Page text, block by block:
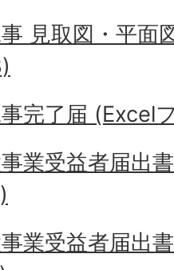
見取図・平面
完了届 (Excel
業受益者届出
業受益者届出